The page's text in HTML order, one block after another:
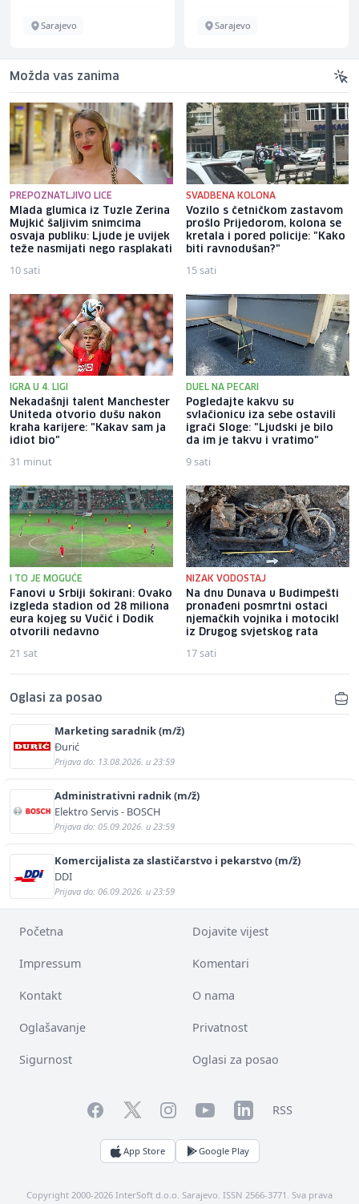
Sarajevo Sarajevo
Možda vas zanima
PREPOZNATLJIVO LICE
Mlada glumica iz Tuzle Zerina
Mujkić šaljivim snimcima
osvaja publiku: Ljude je uvijek
teže nasmijati nego rasplakati
10 sati
SVADBENA KOLONA
Vozilo s četničkom zastavom
prošlo Prijedorom, kolona se
kretala i pored policije: "Kako
biti ravnodušan?"
15 sati
IGRA U 4. LIGI
Nekadašnji talent Manchester
Uniteda otvorio dušu nakon
kraha karijere: "Kakav sam ja
idiot bio"
31 minut
DUEL NA PECARI
Pogledajte kakvu su
svlačionicu iza sebe ostavili
igrači Sloge: "Ljudski je bilo
da im je takvu i vratimo"
9 sati
I TO JE MOGUĆE
Fanovi u Srbiji šokirani: Ovako
izgleda stadion od 28 miliona
eura kojeg su Vučić i Dodik
otvorili nedavno
21 sat
NIZAK VODOSTAJ
Na dnu Dunava u Budimpešti
pronađeni posmrtni ostaci
njemačkih vojnika i motocikl
iz Drugog svjetskog rata
17 sati
Oglasi za posao
Marketing saradnik (m/ž)
Đurić
Prijava do: 13.08.2026. u 23:59
Administrativni radnik (m/ž)
Elektro Servis - BOSCH
Prijava do: 05.09.2026. u 23:59
Komercijalista za slastičarstvo i pekarstvo (m/ž)
DDI
Prijava do: 06.09.2026. u 23:59
Početna Dojavite vijest
Impressum Komentari
Kontakt O nama
Oglašavanje Privatnost
Sigurnost Oglasi za posao
FacebookTwitterInstagramYouTubeLinkedInRSS
App Store Google Play
Copyright 2000-2026 InterSoft d.o.o. Sarajevo. ISSN 2566-3771. Sva prava